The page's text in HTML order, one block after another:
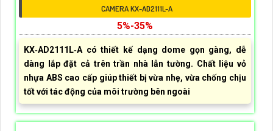
CAMERA KX-AD2111L-A
5%-35%
KX‑AD2111L‑A có thiết kế dạng dome gọn gàng, dễ
dàng lắp đặt cả trên trần nhà lẫn tường. Chất liệu vỏ
nhựa ABS cao cấp giúp thiết bị vừa nhẹ, vừa chống chịu
tốt với tác động của môi trường bên ngoài